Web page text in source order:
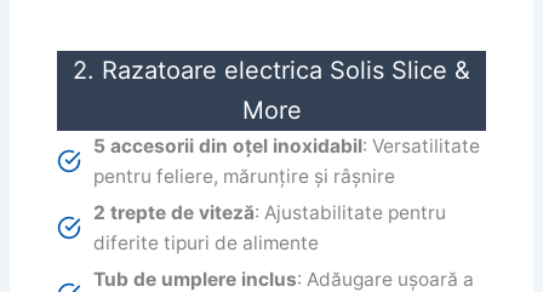
2. Razatoare electrica Solis Slice &
More
5 accesorii din oțel inoxidabil: Versatilitate
pentru feliere, mărunțire și râșnire
2 trepte de viteză: Ajustabilitate pentru
diferite tipuri de alimente
Tub de umplere inclus: Adăugare ușoară a